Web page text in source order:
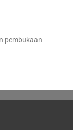
pembukaan